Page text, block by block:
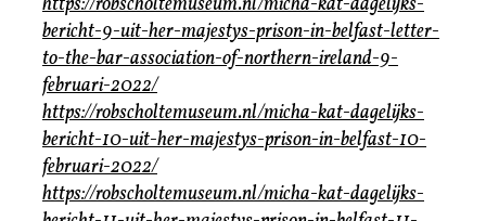
bericht-9-uit-her-majestys-prison-in-belfast-letter-
to-the-bar-association-of-northern-ireland-9-
februari-2022/
https://robscholtemuseum.nl/micha-kat-dagelijks-
bericht-10-uit-her-majestys-prison-in-belfast-10-
februari-2022/
https://robscholtemuseum.nl/micha-kat-dagelijks-